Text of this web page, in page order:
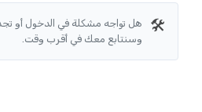
🛠️ هل تواجه مشكلة في الدخول أو
وسنتابع معك في أقرب وقت.